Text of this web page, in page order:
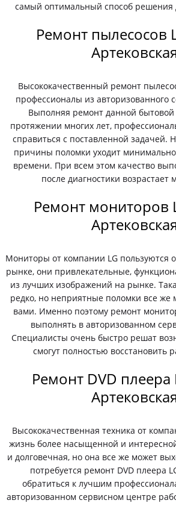
самый оптимальный способ
Ремонт пылесосов
Высококачественный ремонт
профессионалы из авторизованного
Выполняя ремонт данной бытовой
протяжении многих лет,
справиться с поставленной задачей.
причины поломки уходит
времени. При всем этом качество
после диагностики возрастает
Ремонт мониторов
Мониторы от компании LG пользуются
рынке, они привлекательные,
из лучших изображений на рынке.
редко, но неприятные поломки все же
вами. Именно поэтому ремонт
выполнять в авторизованном
Специалисты очень быстро решат
смогут полностью восстановить
Ремонт DVD плеера
Высококачественная техника от
жизнь более насыщенной и
и долговечная, но она все же может
потребуется ремонт DVD плеера
обратиться к лучшим
авторизованном сервисном центре